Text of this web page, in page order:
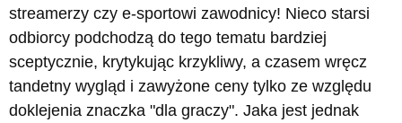
streamerzy czy e-sportowi zawodnicy! Nieco starsi
odbiorcy podchodzą do tego tematu bardziej
sceptycznie, krytykując krzykliwy, a czasem wręcz
tandetny wygląd i zawyżone ceny tylko ze względu
doklejenia znaczka "dla graczy". Jaka jest jednak